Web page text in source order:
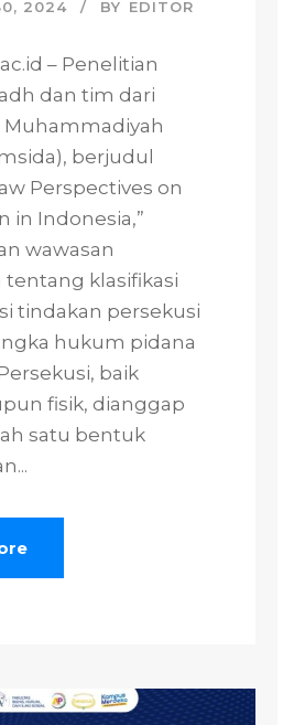
2024 BY EDITOR
– Penelitian
dan tim dari
Muhammadiyah
berjudul
Perspectives on
in Indonesia,”
wawasan
klasifikasi
tindakan persekusi
hukum pidana
baik
fisik, dianggap
satu bentuk